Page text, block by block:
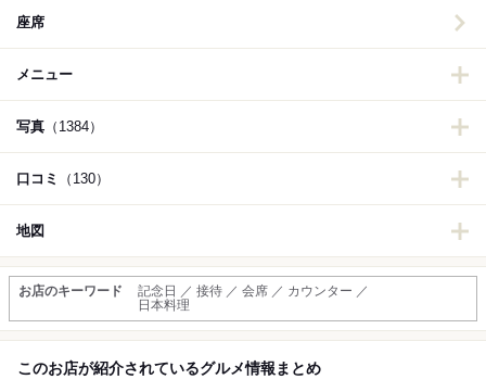
座席
メニュー
写真 （1384）
口コミ （130）
地図
お店のキーワード
記念日 ／ 接待 ／ 会席 ／ カウンター ／
日本料理
このお店が紹介されているグルメ情報まとめ